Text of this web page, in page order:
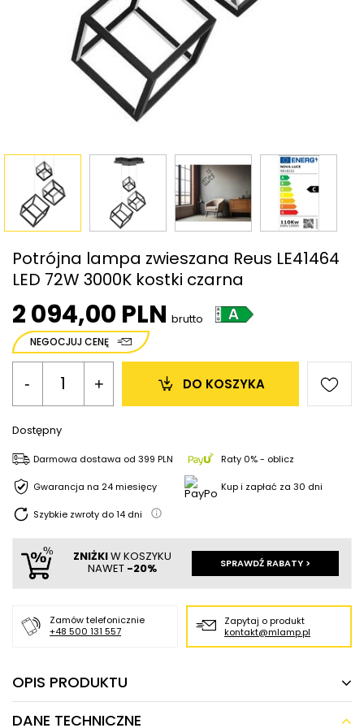
Potrójna lampa zwieszana Reus LE41464
LED 72W 3000K kostki czarna
2 094,00 PLN brutto
NEGOCJUJ CENĘ
- + DO KOSZYKA
Dostępny
Darmowa dostawa od 399 PLN Raty 0% - oblicz
Gwarancja na 24 miesięcy Kup i zapłać za 30 dni
Szybkie zwroty do14 dni
ZNIŻKIW KOSZYKU
NAWET -20% SPRAWDŹ RABATY >
Zamów telefonicznie
+48 500 131 557
Zapytaj o produkt
kontakt@mlamp.pl
OPIS PRODUKTU
DANE TECHNICZNE